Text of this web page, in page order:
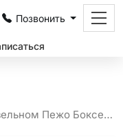
Позвонить
в СПб Диагностика и ремонт